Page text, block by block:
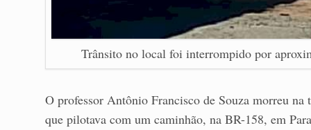
Trânsito no local foi interrompido por
O professor Antônio Francisco de Souza morreu
que pilotava com um caminhão, na BR-158, em